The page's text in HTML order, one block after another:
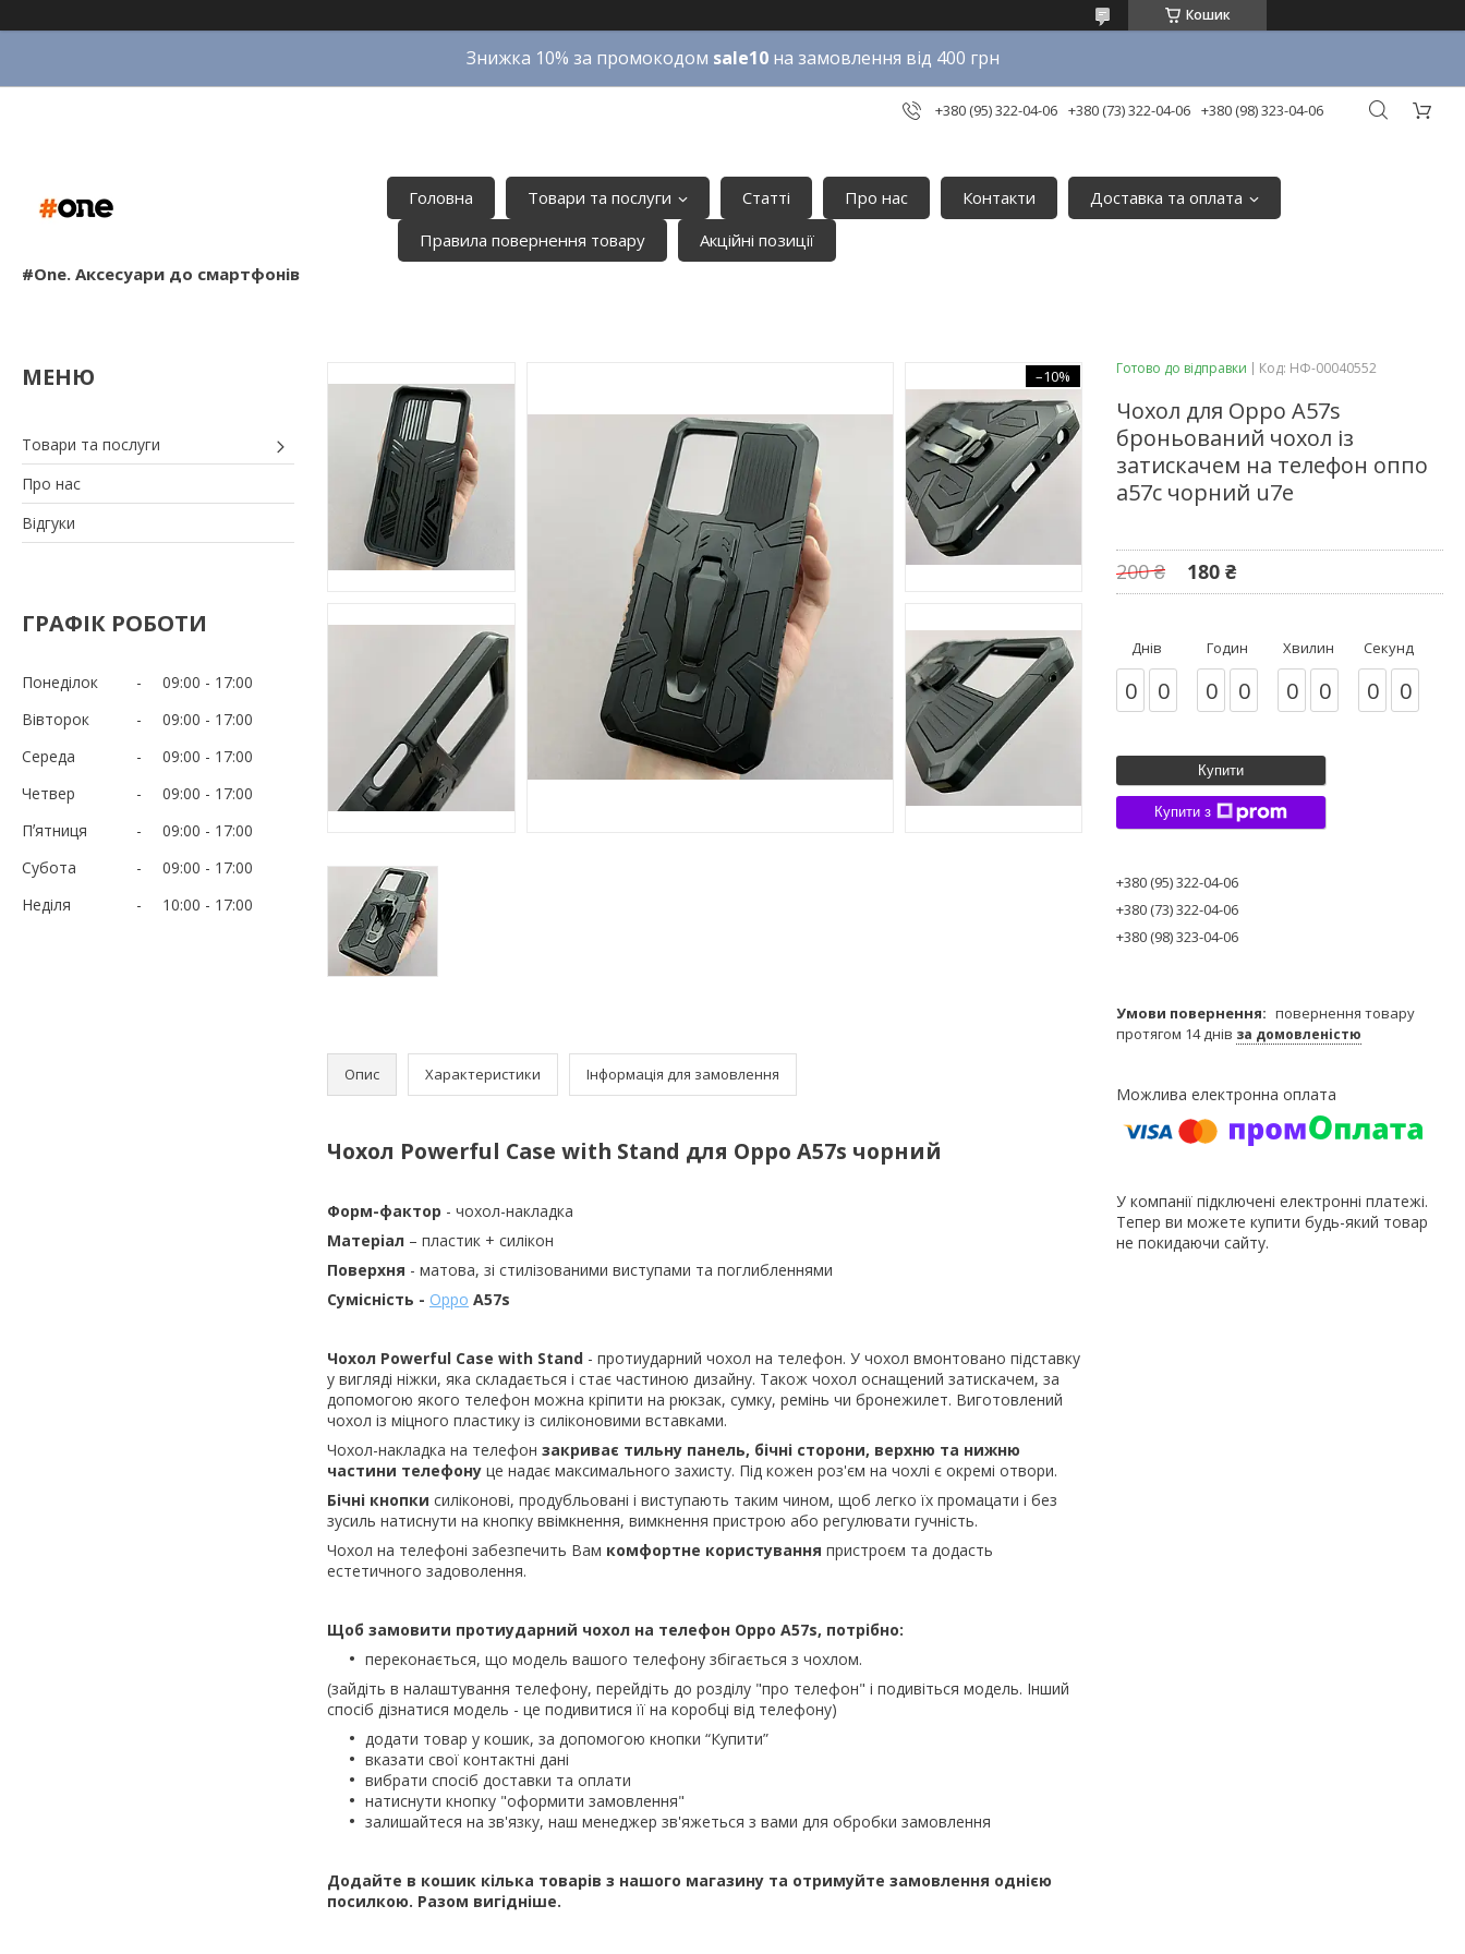
Кошик
Знижка 10% за промокодом sale10на замовлення від 400 грн
+380 (95) 322-04-06 +380 (73) 322-04-06 +380 (98) 323-04-06
#One. Аксесуари до смартфонів
Головна Товари та послуги Статті Про нас Контакти
Доставка та оплата
Правила повернення товару
Акційні позиції
Товари та послуги
Про нас
Відгуки
ГРАФІК РОБОТИ
Понеділок 09:00
17:00
Вівторок
09:00
17:00
Середа
09:00
17:00
Четвер
09:00
17:00
Пʼятниця
09:00
17:00
Субота
09:00
17:00
Неділя
10:00 17:00
–10%
Опис Характеристики Інформація для замовлення
Чохол Powerful Case with Stand для Oppo A57s чорний
Форм-фактор - чохол-накладка
Матеріал – пластик + силікон
Поверхня - матова, зі стилізованими виступами та поглибленнями
Сумісність - Oppo A57s
Чохол Powerful Case with Stand - протиударний чохол на телефон. У чохол вмонтовано підставку
у вигляді ніжки, яка складається і стає частиною дизайну. Також чохол оснащений затискачем, за
допомогою якого телефон можна кріпити на рюкзак, сумку, ремінь чи бронежилет. Виготовлений
чохол із міцного пластику із силіконовими вставками.
Чохол-накладка на телефон закриває тильну панель, бічні сторони, верхню та нижню
частини телефону це надає максимального захисту. Під кожен роз'єм на чохлі є окремі отвори.
Бічні кнопки силіконові, продубльовані і виступають таким чином, щоб легко їх промацати і без
зусиль натиснути на кнопку ввімкнення, вимкнення пристрою або регулювати гучність.
Чохол на телефоні забезпечить Вам комфортне користування пристроєм та додасть
естетичного задоволення.
Щоб замовити протиударний чохол на телефон Oppo A57s, потрібно:
переконається, що модель вашого телефону збігається з чохлом.
(зайдіть в налаштування телефону, перейдіть до розділу "про телефон" і подивіться модель. Інший
спосіб дізнатися модель - це подивитися її на коробці від телефону)
додати товар у кошик, за допомогою кнопки “Купити”
вказати свої контактні дані
вибрати спосіб доставки та оплати
натиснути кнопку "оформити замовлення"
залишайтеся на зв'язку, наш менеджер зв'яжеться з вами для обробки замовлення
Додайте в кошик кілька товарів з нашого магазину та отримуйте замовлення однією
посилкою. Разом вигідніше.
Готово до відправки Код: НФ-00040552
Чохол для Oppo A57s
броньований чохол із
затискачем на телефон оппо
а57с чорний u7e
200 ₴ 180 ₴
Днів
0 0
Годин
0 0
Хвилин
0 0
Секунд
0 0
Купити
Купити з
+380 (95) 322-04-06
+380 (73) 322-04-06
+380 (98) 323-04-06
повернення товару
протягом 14 днів за домовленістю
У компанії підключені електронні платежі.
Тепер ви можете купити будь-який товар
не покидаючи сайту.